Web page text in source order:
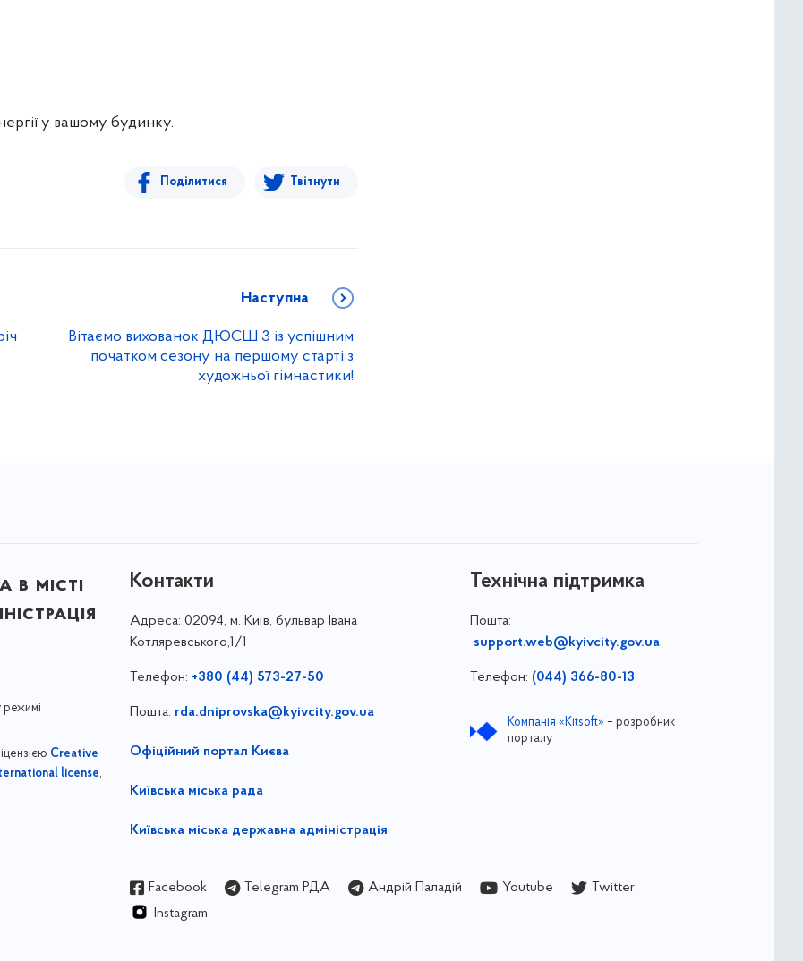
у вашому будинку.
Поділитися Твітнути
Наступна
Вітаємо вихованок ДЮСШ 3 із успішним
початком сезону на першому старті з
художньої гімнастики!
в місті
режимі
Creative
license,
Контакти
Адреса: 02094, м. Київ, бульвар Івана
Котляревського,1/1
Телефон: +380 (44) 573-27-50
Пошта: rda.dniprovska@kyivcity.gov.ua
Офіційний портал Києва
Київська міська рада
Київська міська державна адміністрація
Технічна підтримка
Пошта:
support.web@kyivcity.gov.ua
Телефон: (044) 366-80-13
Компанія «Kitsoft» – розробник
порталу
Facebook Telegram РДА Андрій Паладій Youtube
Twitter
Instagram